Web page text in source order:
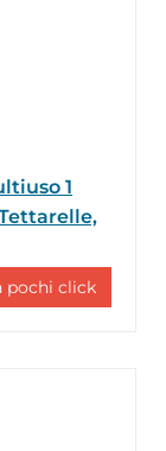
1
pochi click